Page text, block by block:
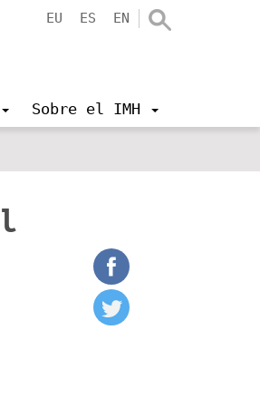
EU ES EN
Sobre el IMH